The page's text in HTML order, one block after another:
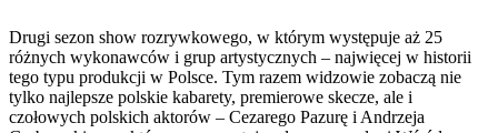
Drugi sezon show rozrywkowego, w którym występuje aż 25
różnych wykonawców i grup artystycznych – najwięcej w historii
tego typu produkcji w Polsce. Tym razem widzowie zobaczą nie
tylko najlepsze polskie kabarety, premierowe skecze, ale i
czołowych polskich aktorów – Cezarego Pazurę i Andrzeja